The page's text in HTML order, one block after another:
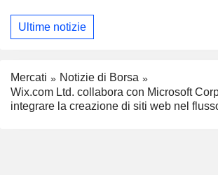
Ultime notizie
Mercati
Notizie di Borsa
Wix.com Ltd. collabora con Microsoft
integrare la creazione di siti web nel